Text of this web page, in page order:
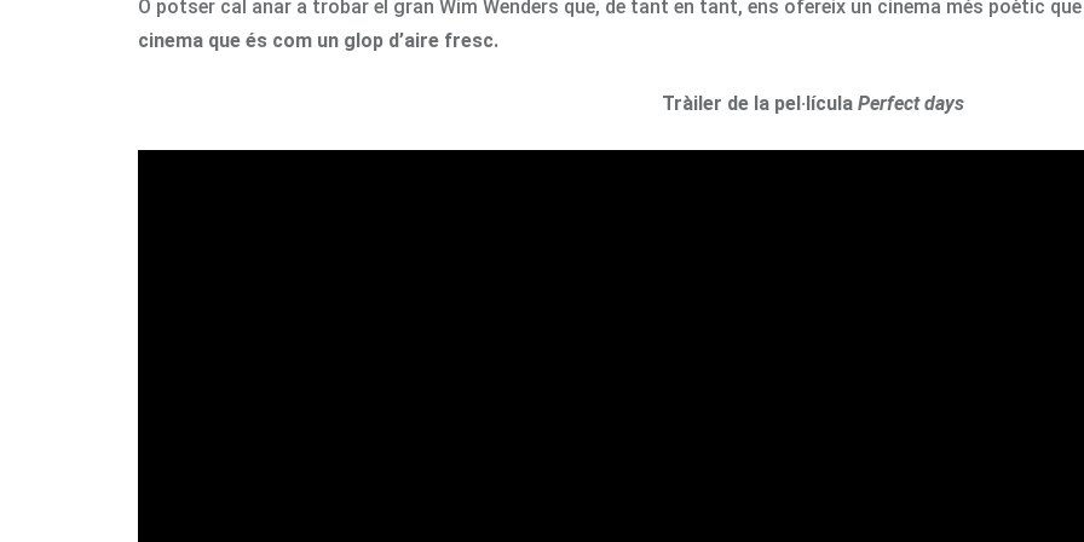
O potser cal anar a trobar el gran Wim Wenders que, de tant en tant, ens ofereix un cinema més poètic
cinema que és com un glop d’aire fresc.
Tràiler de la pel·lícula Perfect days